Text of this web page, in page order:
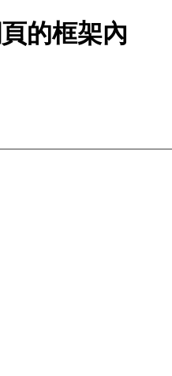
的框架內